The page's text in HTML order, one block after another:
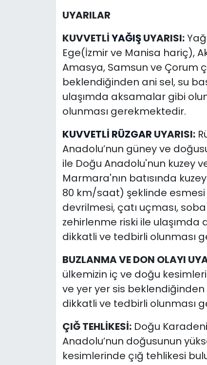
UYARILAR
KUVVETLİYAĞIŞUYARISI:
Ege(İzmir ve Manisa hariç),
Amasya, Samsun ve Çorum
beklendiğinden ani sel, su
ulaşımda aksamalar gibi
olunması gerekmektedir.
KUVVETLİ RÜZGAR UYARISI:
Anadolu’nun güney ve
ile Doğu Anadolu'nun kuzey
Marmara'nın batısında
80 km/saat) şeklinde
devrilmesi, çatı uçması,
zehirlenme riski ile
dikkatli ve tedbirli olunması
BUZLANMA VE DON OLAYI
ülkemizin iç ve doğu
ve yer yer sis
dikkatli ve tedbirli olunması
ÇIĞ TEHLİKESİ:Doğu
Anadolu’nun doğusunun
kesimlerinde çığ tehlikesi